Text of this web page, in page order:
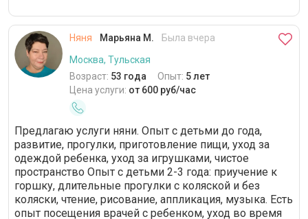
Няня Марьяна М.
Была вчера
Москва, Тульская
Возраст: 53 года Опыт: 5 лет
Цена услуги: от 600 руб/час
Предлагаю услуги няни. Опыт с детьми до года,
развитие, прогулки, приготовление пищи, уход за
одеждой ребенка, уход за игрушками, чистое
пространство Опыт с детьми 2-3 года: приучение к
горшку, длительные прогулки с коляской и без
коляски, чтение, рисование, аппликация, музыка. Есть
опыт посещения врачей с ребенком, уход во время